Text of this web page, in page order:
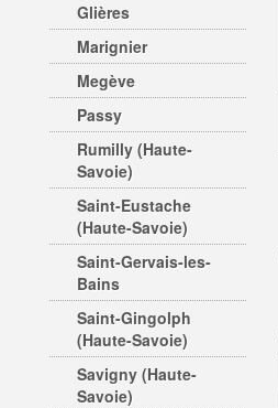
Glières
Marignier
Megève
Passy
Rumilly (Haute-
Savoie)
Saint-Eustache
(Haute-Savoie)
Saint-Gervais-les-
Bains
Saint-Gingolph
(Haute-Savoie)
Savigny (Haute-
Savoie)